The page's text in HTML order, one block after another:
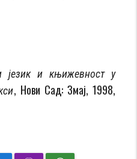
језик и књижевност у
, Нови Сад: Змај, 1998,